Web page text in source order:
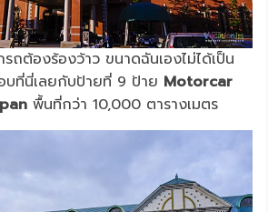
ถต้องร้องว้าว ขนาดฉันเองไม่ได้เป็น
บที่นี่เลยกับป้ายที่ 9 ป้าย Motorcar
พื้นที่กว่า 10,000 ตารางเมตร